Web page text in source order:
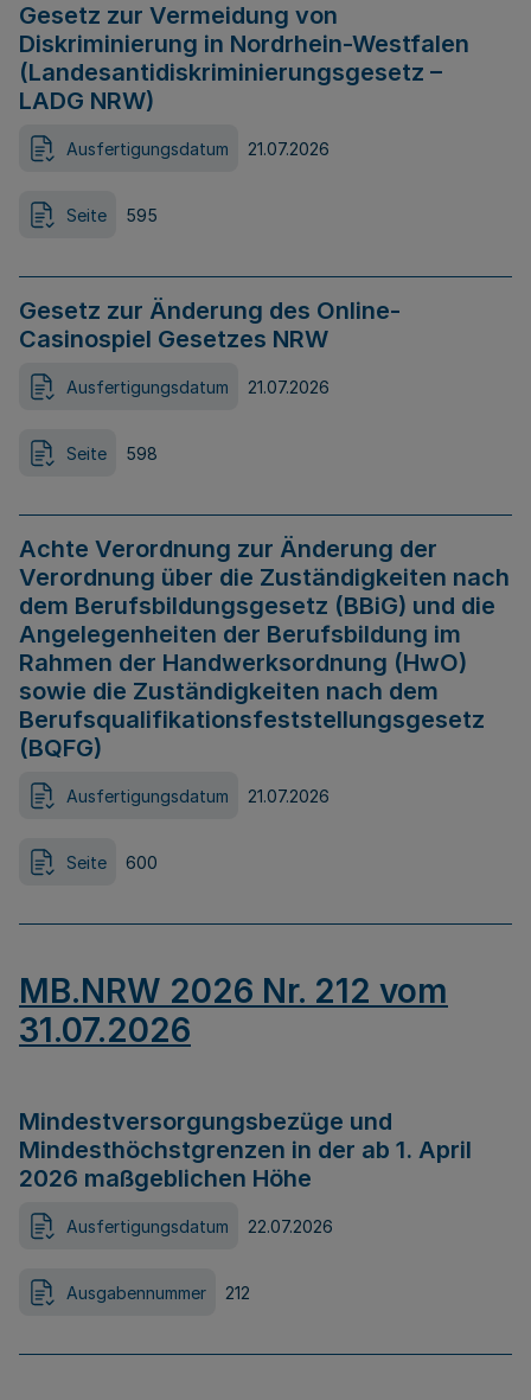
Gesetz zur Vermeidung von
Diskriminierung in Nordrhein-Westfalen
(Landesantidiskriminierungsgesetz –
LADG NRW)
Ausfertigungsdatum 21.07.2026
Seite 595
Gesetz zur Änderung des Online-
Casinospiel Gesetzes NRW
Ausfertigungsdatum 21.07.2026
Seite 598
Achte Verordnung zur Änderung der
Verordnung über die Zuständigkeiten nach
dem Berufsbildungsgesetz (BBiG) und die
Angelegenheiten der Berufsbildung im
Rahmen der Handwerksordnung (HwO)
sowie die Zuständigkeiten nach dem
Berufsqualifikationsfeststellungsgesetz
(BQFG)
Ausfertigungsdatum 21.07.2026
Seite 600
MB.NRW 2026 Nr. 212 vom
31.07.2026
Mindestversorgungsbezüge und
Mindesthöchstgrenzen in der ab 1. April
2026 maßgeblichen Höhe
Ausfertigungsdatum 22.07.2026
Ausgabennummer 212